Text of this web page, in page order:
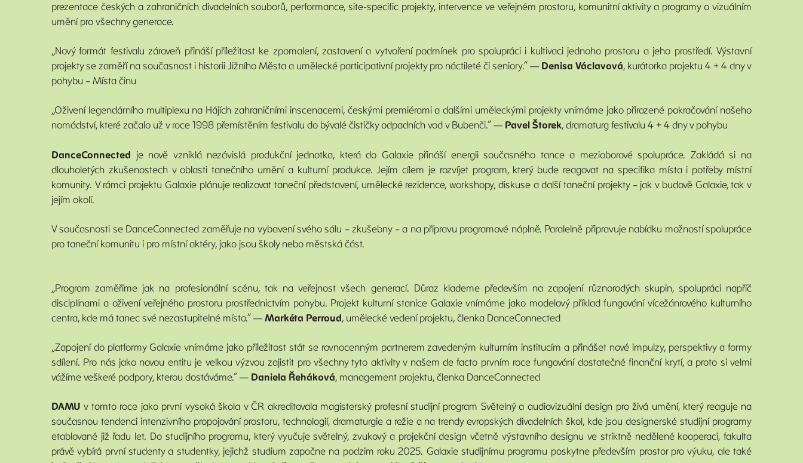
prezentace českých a zahraničních divadelních souborů, performance, site-specific projekty, intervence ve veřejném prostoru, komunitní aktivity a programy o vizuálním
umění pro všechny generace.
„Nový formát festivalu zároveň přináší příležitost ke zpomalení, zastavení a vytvoření podmínek pro spolupráci i kultivaci jednoho prostoru a jeho prostředí. Výstavní
projekty se zaměří na současnost i historii Jižního Města a umělecké participativní projekty pro náctileté či seniory.“ — Denisa Václavová, kurátorka projektu 4 + 4 dny v
pohybu – Místa činu
„Oživení legendárního multiplexu na Hájích zahraničními inscenacemi, českými premiérami a dalšími uměleckými projekty vnímáme jako přirozené pokračování našeho
nomádství, které začalo už v roce 1998 přemístěním festivalu do bývalé čističky odpadních vod v Bubenči.“ — Pavel Štorek, dramaturg festivalu 4 + 4 dny v pohybu
DanceConnected je nově vzniklá nezávislá produkční jednotka, která do Galaxie přináší energii současného tance a mezioborové spolupráce. Zakládá si na
dlouholetých zkušenostech v oblasti tanečního umění a kulturní produkce. Jejím cílem je rozvíjet program, který bude reagovat na specifika místa i potřeby místní
komunity. V rámci projektu Galaxie plánuje realizovat taneční představení, umělecké rezidence, workshopy, diskuse a další taneční projekty – jak v budově Galaxie, tak v
jejím okolí.
V současnosti se DanceConnected zaměřuje na vybavení svého sálu – zkušebny – a na přípravu programové náplně. Paralelně připravuje nabídku možností spolupráce
pro taneční komunitu i pro místní aktéry, jako jsou školy nebo městská část.
„Program zaměříme jak na profesionální scénu, tak na veřejnost všech generací. Důraz klademe především na zapojení různorodých skupin, spolupráci napříč
disciplínami a oživení veřejného prostoru prostřednictvím pohybu. Projekt kulturní stanice Galaxie vnímáme jako modelový příklad fungování vícežánrového kulturního
centra, kde má tanec své nezastupitelné místo.“ — Markéta Perroud, umělecké vedení projektu, členka DanceConnected
„Zapojení do platformy Galaxie vnímáme jako příležitost stát se rovnocenným partnerem zavedeným kulturním institucím a přinášet nové impulzy, perspektivy a formy
sdílení. Pro nás jako novou entitu je velkou výzvou zajistit pro všechny tyto aktivity v našem de facto prvním roce fungování dostatečné finanční krytí, a proto si velmi
vážíme veškeré podpory, kterou dostáváme.“ — Daniela Řeháková, management projektu, členka DanceConnected
DAMU v tomto roce jako první vysoká škola v ČR akreditovala magisterský profesní studijní program Světelný a audiovizuální design pro živá umění, který reaguje na
současnou tendenci intenzivního propojování prostoru, technologií, dramaturgie a režie a na trendy evropských divadelních škol, kde jsou designerské studijní programy
etablované již řadu let. Do studijního programu, který vyučuje světelný, zvukový a projekční design včetně výstavního designu ve striktně nedělené kooperaci, fakulta
právě vybírá první studenty a studentky, jejichž studium započne na podzim roku 2025. Galaxie studijnímu programu poskytne především prostor pro výuku, ale také